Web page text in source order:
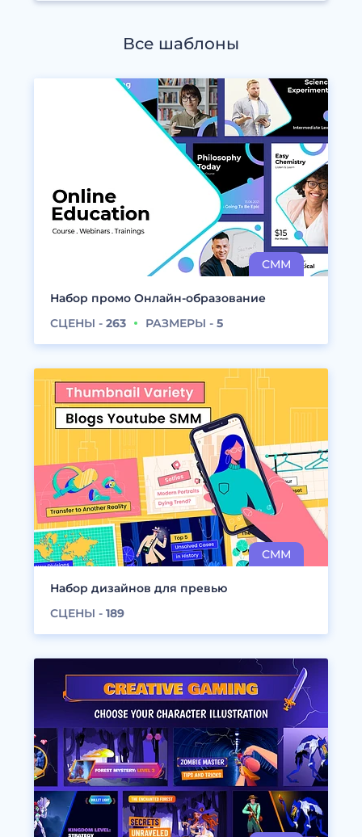
Все шаблоны
Набор промо Онлайн-образование
СЦЕНЫ - 263 РАЗМЕРЫ - 5
Набор дизайнов для превью
СЦЕНЫ - 189